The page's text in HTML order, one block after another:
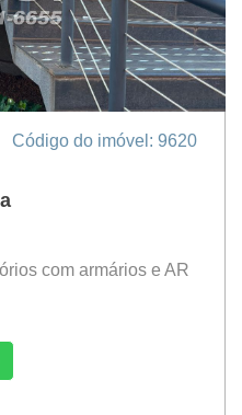
Código do imóvel: 9620
com armários e AR